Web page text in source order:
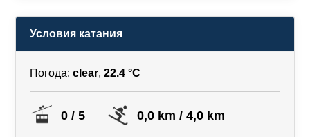
Условия катания
Погода: clear, 22.4 °C
0 / 5 0,0 km / 4,0 km